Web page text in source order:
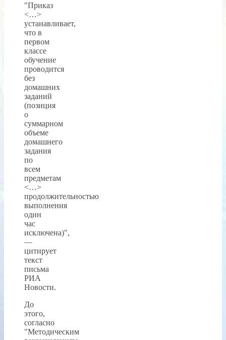
"Приказ
<…>
устанавливает,
что в
первом
классе
обучение
проводится
без
домашних
заданий
(позиция
о
суммарном
объеме
домашнего
задания
по
всем
предметам
<…>
продолжительностью
выполнения
один
час
исключена)",
—
цитирует
текст
письма
РИА
Новости.
До
этого,
согласно
"Методическим